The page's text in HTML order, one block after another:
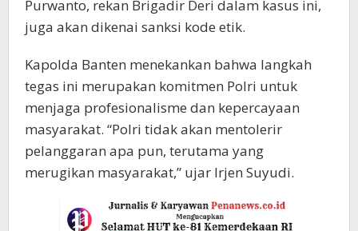
Purwanto, rekan Brigadir Deri dalam kasus ini,
juga akan dikenai sanksi kode etik.
Kapolda Banten menekankan bahwa langkah
tegas ini merupakan komitmen Polri untuk
menjaga profesionalisme dan kepercayaan
masyarakat. “Polri tidak akan mentolerir
pelanggaran apa pun, terutama yang
merugikan masyarakat,” ujar Irjen Suyudi.